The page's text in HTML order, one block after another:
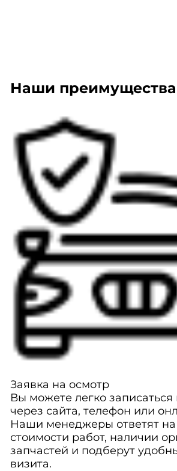
Наши преимущества
Заявка на осмотр
Вы можете легко записаться
через сайта, телефон или
Наши менеджеры ответят
стоимости работ, наличии
запчастей и подберут
визита.